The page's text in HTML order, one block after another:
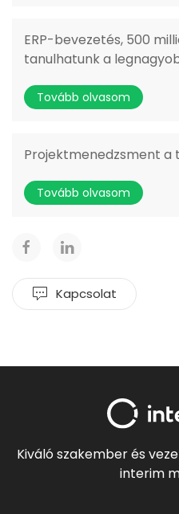
ERP-bevezetés, 500
tanulhatunk a
Tovább olvasom
Projektmenedzsment a
Tovább olvasom
Kapcsolat
Kiváló szakember és
interim